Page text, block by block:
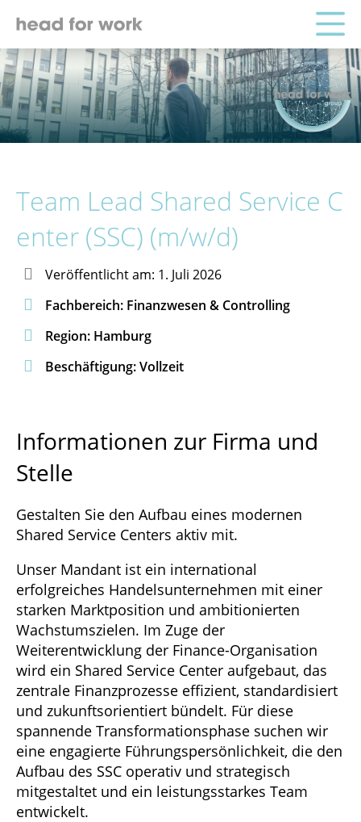
Team Lead Shared Service C
enter (SSC) (m/w/d)
 Veröffentlicht am: 1. Juli 2026
 Fachbereich: Finanzwesen & Controlling
 Region: Hamburg
 Beschäftigung: Vollzeit
Informationen zur Firma und
Stelle
Gestalten Sie den Aufbau eines modernen
Shared Service Centers aktiv mit.
Unser Mandant ist ein international
erfolgreiches Handelsunternehmen mit einer
starken Marktposition und ambitionierten
Wachstumszielen. Im Zuge der
Weiterentwicklung der Finance-Organisation
wird ein Shared Service Center aufgebaut, das
zentrale Finanzprozesse effizient, standardisiert
und zukunftsorientiert bündelt. Für diese
spannende Transformationsphase suchen wir
eine engagierte Führungspersönlichkeit, die den
Aufbau des SSC operativ und strategisch
mitgestaltet und ein leistungsstarkes Team
entwickelt.